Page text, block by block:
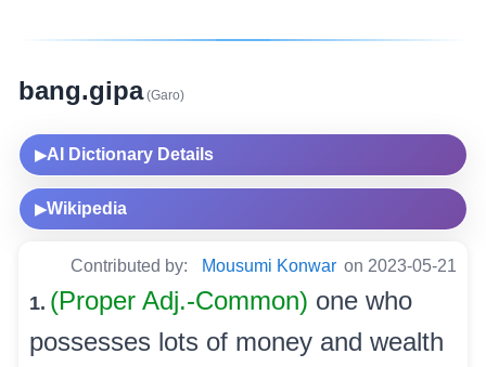
bang.gipa(Garo)
▶AI Dictionary Details
▶Wikipedia
Contributed by: Mousumi Konwar on 2023-05-21
1. (Proper Adj.-Common) one who
possesses lots of money and wealth